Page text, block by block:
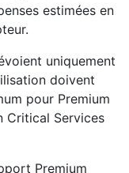
estimées en
uniquement
doivent
pour Premium
Critical Services
Premium